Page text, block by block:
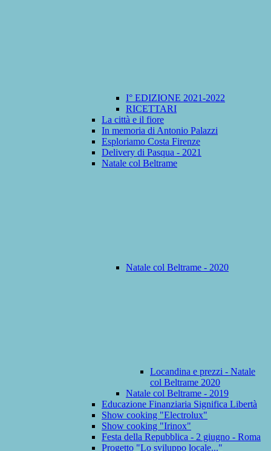
I° EDIZIONE 2021-2022
RICETTARI
La città e il fiore
In memoria di Antonio Palazzi
Esploriamo Costa Firenze
Delivery di Pasqua - 2021
Natale col Beltrame
Natale col Beltrame - 2020
Locandina e prezzi - Natale
col Beltrame 2020
Natale col Beltrame - 2019
Educazione Finanziaria Significa Libertà
Show cooking "Electrolux"
Show cooking "Irinox"
Festa della Repubblica - 2 giugno - Roma
Progetto "Lo sviluppo locale..."